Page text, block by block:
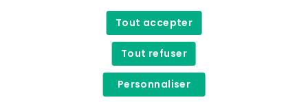
visage équilibrante –
Légère et hydratante
74,99$
Tout accepter
Tout refuser
Personnaliser